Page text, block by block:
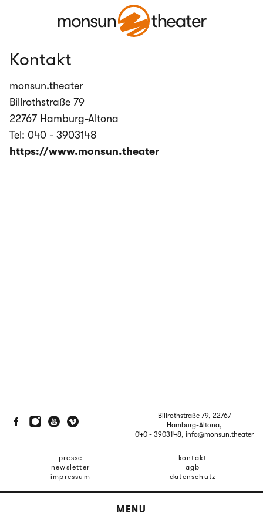
MENU
Kontakt
monsun.theater
Billrothstraße 79
22767 Hamburg-Altona
Tel: 040 - 3903148
https://www.monsun.theater
Billrothstraße 79, 22767
Hamburg-Altona,
040 - 3903148, info@monsun.theater
presse
kontakt
newsletter
agb
impressum
datenschutz